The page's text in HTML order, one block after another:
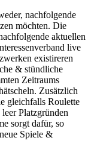
nachfolgende
möchten. Die
aktuellen
live
existireren
& stündliche
Zeitraums
Zusätzlich
gleichfalls Roulette
Platzgründen
sorgt dafür, so
Spiele &